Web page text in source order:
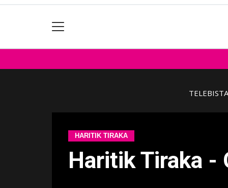
TELEBISTA
HARITIK TIRAKA
Haritik Tiraka -